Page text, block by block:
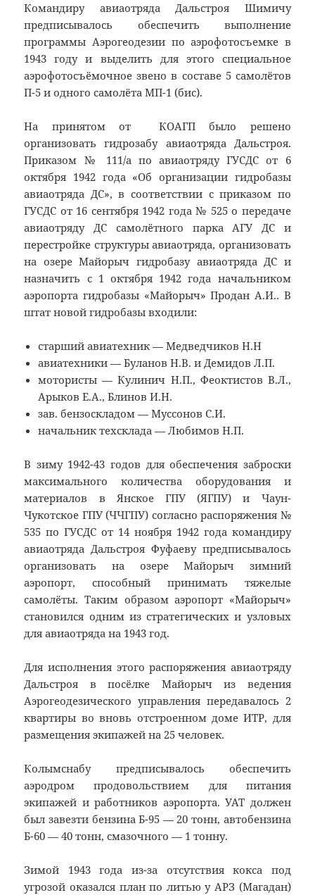
Командиру авиаотряда Дальстроя Шимичу
предписывалось обеспечить выполнение
программы Аэрогеодезии по аэрофотосъемке в
1943 году и выделить для этого специальное
аэрофотосъёмочное звено в составе 5 самолётов
П-5 и одного самолёта МП-1 (бис).
На принятом от КОАГП было решено
организовать гидрозабу авиаотряда Дальстроя.
Приказом № 111/а по авиаотрядуГУСДС от 6
октября 1942 года «Об организации гидробазы
авиаотряда ДС», в соответствии с приказом по
ГУСДС от 16 сентября 1942 года № 525 о передаче
авиаотрядуДС самолётного парка АГУ ДСи
перестройке структуры авиаотряда, организовать
на озере Майорыч гидробазуавиаотрядаДС и
назначить с 1 октября 1942 года начальником
аэропортагидробазы «Майорыч» Продан А.И.. В
штат новойгидробазы входили:
старший авиатехник — МедведчиковН.Н
авиатехники — БулановН.В. и ДемидовЛ.П.
мотористы —Кулинич Н.П., Феоктистов В.Л.,
АрыковЕ.А., БлиновИ.Н.
зав. бензоскладом — Муссонов С.И.
начальниктехсклада — ЛюбимовН.П.
В зиму 1942-43 годов для обеспечения заброски
максимального количества оборудования и
материалов в Янское ГПУ (ЯГПУ) и Чаун-
Чукотское ГПУ (ЧЧГПУ) согласно распоряжения №
535 по ГУСДС от 14 ноября 1942 года командиру
авиаотряда Дальстроя Фуфаеву предписывалось
организовать на озере Майорыч зимний
аэропорт, способный принимать тяжелые
самолёты. Таким образом аэропорт «Майорыч»
становился одним из стратегических и узловых
для авиаотряда на 1943 год.
Для исполнения этого распоряжения авиаотряду
Дальстроя в посёлке Майорыч из ведения
Аэрогеодезического управления передавалось 2
квартиры во вновь отстроенном доме ИТР, для
размещения экипажей на 25 человек.
Колымснабу предписывалось обеспечить
аэродром продовольствием для питания
экипажей и работников аэропорта. УАТ должен
был завезти бензина Б-95 — 20 тонн, автобензина
Б-60 — 40 тонн, смазочного — 1 тонну.
Зимой 1943 года из-за отсутствия кокса под
угрозой оказался план по литью у АРЗ (Магадан)